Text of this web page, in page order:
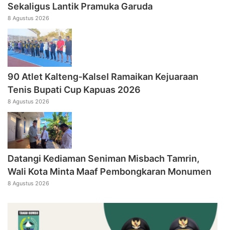
Sekaligus Lantik Pramuka Garuda
8 Agustus 2026
90 Atlet Kalteng-Kalsel Ramaikan Kejuaraan
Tenis Bupati Cup Kapuas 2026
8 Agustus 2026
Datangi Kediaman Seniman Misbach Tamrin,
Wali Kota Minta Maaf Pembongkaran Monumen
8 Agustus 2026